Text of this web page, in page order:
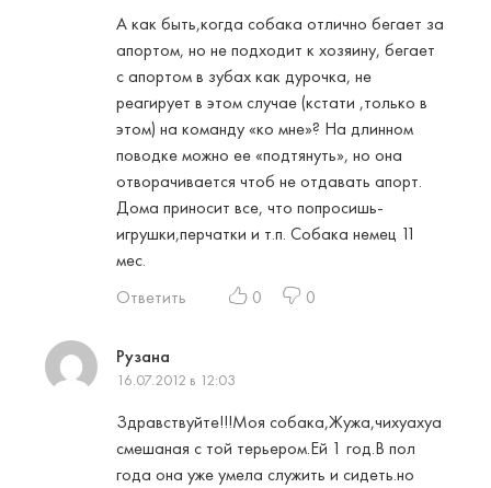
А как быть,когда собака отлично бегает за
апортом, но не подходит к хозяину, бегает
с апортом в зубах как дурочка, не
реагирует в этом случае (кстати ,только в
этом) на команду «ко мне»? На длинном
поводке можно ее «подтянуть», но она
отворачивается чтоб не отдавать апорт.
Дома приносит все, что попросишь-
игрушки,перчатки и т.п. Собака немец 11
мес.
Ответить
0 0
Рузана
16.07.2012 в 12:03
Здравствуйте!!!Моя собака,Жужа,чихуахуа
смешаная с той терьером.Ей 1 год.В пол
года она уже умела служить и сидеть.но